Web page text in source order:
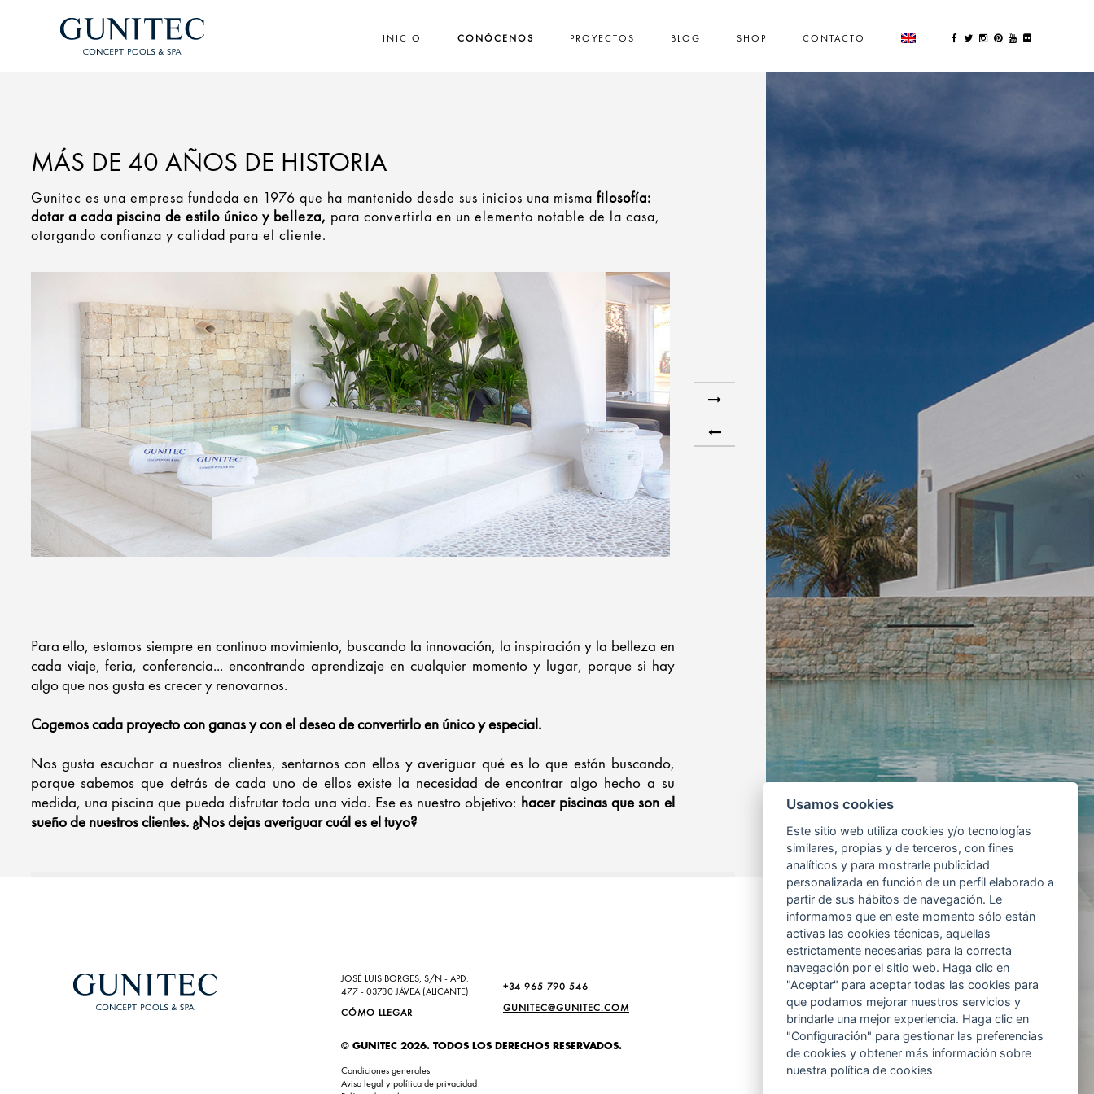
INICIO CONÓCENOS PROYECTOS BLOG SHOP CONTACTO
MÁS DE 40 AÑOS DE HISTORIA
Gunitec es una empresa fundada en 1976 que ha mantenido desde sus inicios una misma filosofía:
dotar a cada piscina de estilo único y belleza, para convertirla en un elemento notable de la casa,
otorgando confianza y calidad para el cliente.
Para ello, estamos siempre en continuo movimiento, buscando la innovación, la inspiración y la belleza en
cada viaje, feria, conferencia... encontrando aprendizaje en cualquier momento y lugar, porque si hay
algo que nos gusta es crecer y renovarnos.
Cogemos cada proyecto con ganas y con el deseo de convertirlo en único y especial.
Nos gusta escuchar a nuestros clientes, sentarnos con ellos y averiguar qué es lo que están buscando,
porque sabemos que detrás de cada uno de ellos existe la necesidad de encontrar algo hecho a su
medida, una piscina que pueda disfrutar toda una vida. Ese es nuestro objetivo: hacer piscinas que son el
sueño de nuestros clientes. ¿Nos dejas averiguar cuál es el tuyo?
JOSÉ LUIS BORGES, S/N - APD.
477 - 03730 JÁVEA (ALICANTE)
CÓMO LLEGAR
+34 965 790 546
GUNITEC@GUNITEC.COM
© GUNITEC 2026. TODOS LOS DERECHOS RESERVADOS.
Condiciones generales
Aviso legal y política de privacidad
Usamos cookies
Este sitio web utiliza cookies y/o tecnologías
similares, propias y de terceros, con fines
analíticos y para mostrarle publicidad
personalizada en función de un perfil elaborado a
partir de sus hábitos de navegación. Le
informamos que en este momento sólo están
activas las cookies técnicas, aquellas
estrictamente necesarias para la correcta
navegación por el sitio web. Haga clic en
"Aceptar" para aceptar todas las cookies para
que podamos mejorar nuestros servicios y
brindarle una mejor experiencia. Haga clic en
"Configuración" para gestionar las preferencias
de cookies y obtener más información sobre
nuestra política de cookies